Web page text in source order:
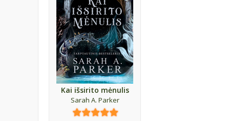
Kai išsirito mėnulis
Sarah A. Parker